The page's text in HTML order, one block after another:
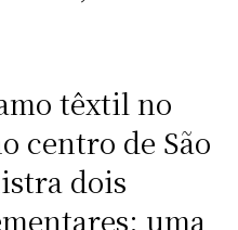
têxtil no
centro de São
dois
uma